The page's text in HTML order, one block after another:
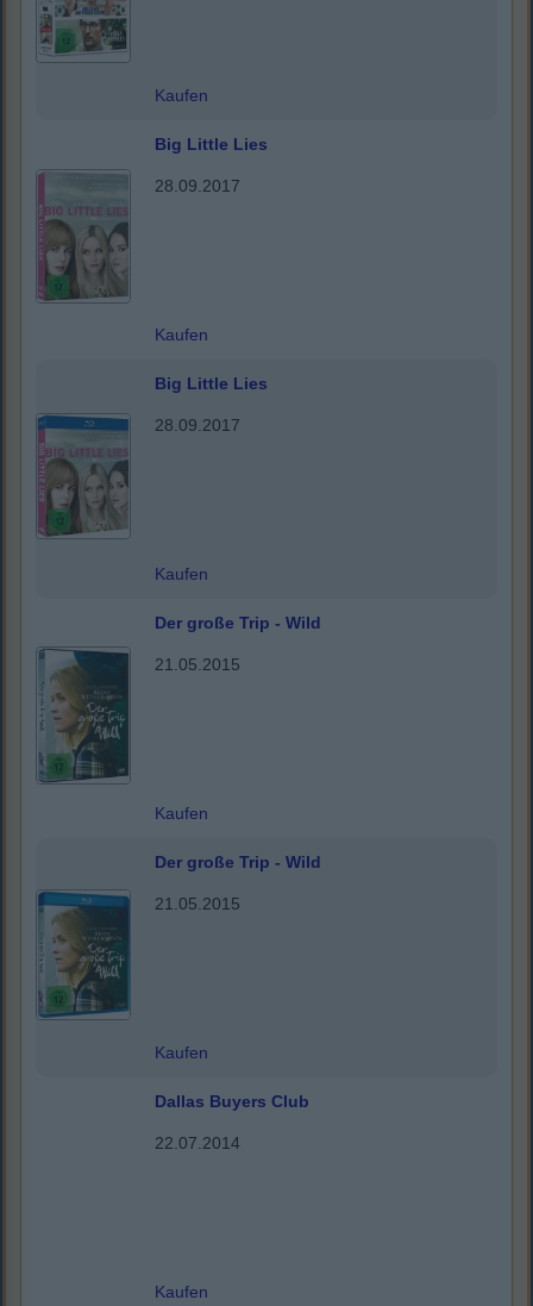
Kaufen
Big Little Lies
28.09.2017
Kaufen
Big Little Lies
28.09.2017
Kaufen
Der große Trip - Wild
21.05.2015
Kaufen
Der große Trip - Wild
21.05.2015
Kaufen
Dallas Buyers Club
22.07.2014
Kaufen